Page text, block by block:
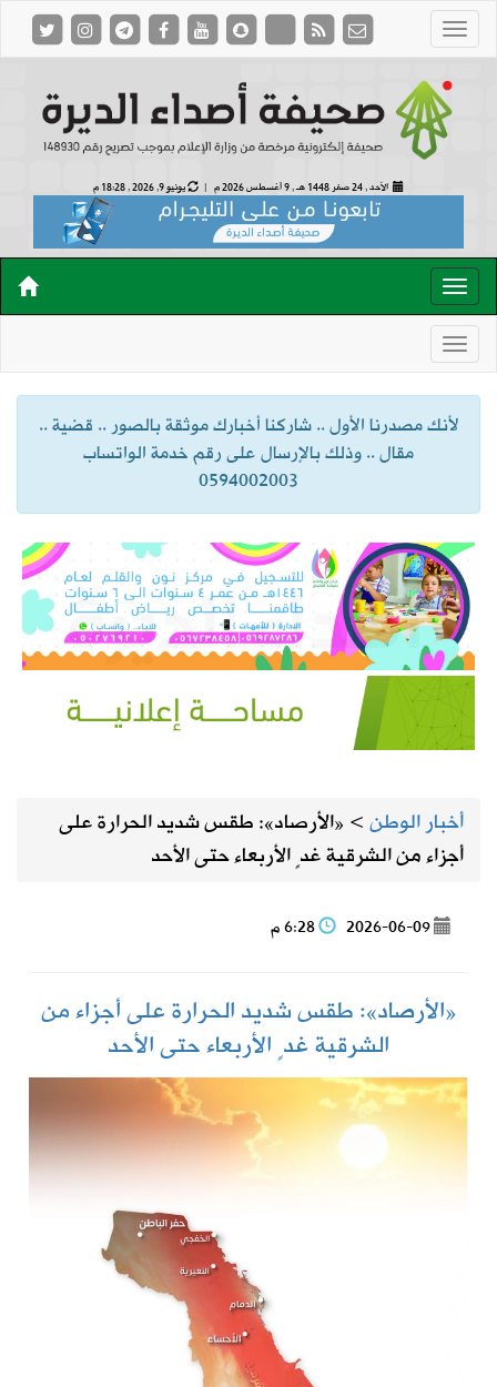
الأحد , 24 صفر 1448 هـ , 9 أغسطس 2026 م | يونيو 9, 2026 , 18:28 م
لأنك مصدرنا الأول .. شاركنا أخبارك موثقة بالصور .. قضية ..
مقال .. وذلك بالإرسال على رقم خدمة الواتساب
0594002003
أخبار الوطن> «الأرصاد»: طقس شديد الحرارة على
أجزاء من الشرقية غدٍ الأربعاء حتى الأحد
2026-06-09
«الأرصاد»: طقس شديد الحرارة على أجزاء من
الشرقية غدٍ الأربعاء حتى الأحد